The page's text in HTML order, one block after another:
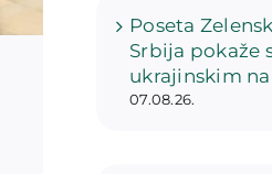
Poseta
Srbija pokaže
ukrajinskim
07.08.26.